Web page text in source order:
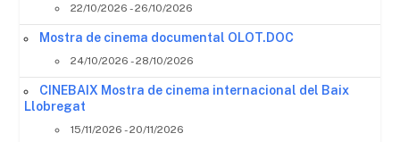
22/10/2026 - 26/10/2026
Mostra de cinema documental OLOT.DOC
24/10/2026 - 28/10/2026
CINEBAIX Mostra de cinema internacional del Baix
Llobregat
15/11/2026 - 20/11/2026